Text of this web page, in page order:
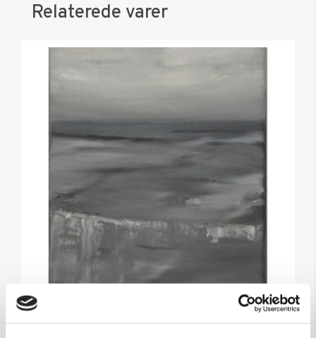
Relaterede varer